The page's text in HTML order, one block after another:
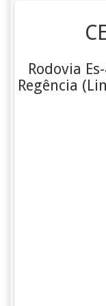
Rodovia
Regência